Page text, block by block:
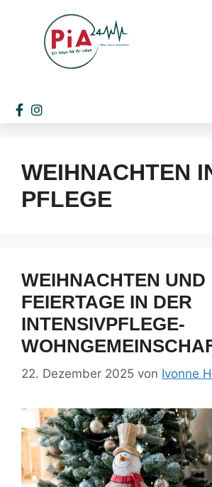
WEIHNACHTEN
PFLEGE
WEIHNACHTEN UND
FEIERTAGE IN DER
INTENSIVPFLEGE-
22. Dezember 2025 von Ivonne